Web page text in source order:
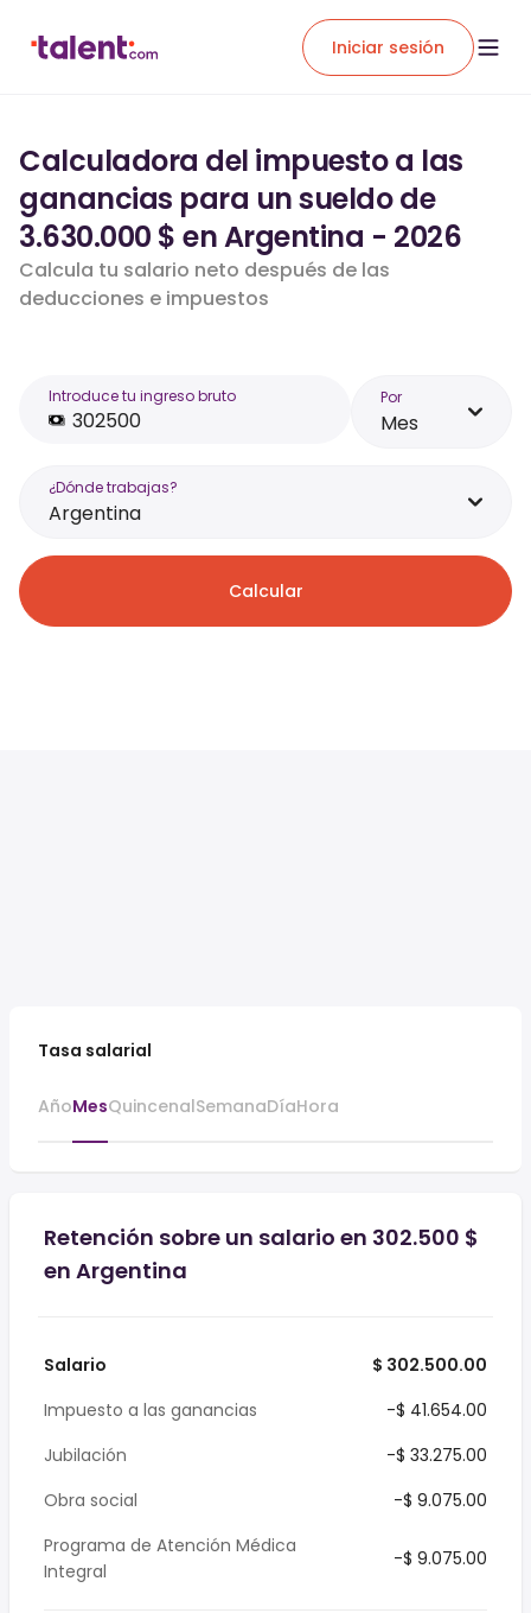
Iniciar sesión
Calculadora del impuesto a las
ganancias para un sueldo de
3.630.000 $ en Argentina - 2026
Calcula tu salario neto después de las
deducciones e impuestos
Introduce tu ingreso bruto Por
Mes
¿Dónde trabajas?
Argentina
Calcular
Tasa salarial
AñoMesQuincenalSemanaDíaHora
Retención sobre un salario en 302.500 $
en Argentina
Salario
$ 302.500.00
Impuesto a las ganancias
-$ 41.654.00
Jubilación
-$ 33.275.00
Obra social
-$ 9.075.00
Programa de Atención Médica
Integral
-$ 9.075.00